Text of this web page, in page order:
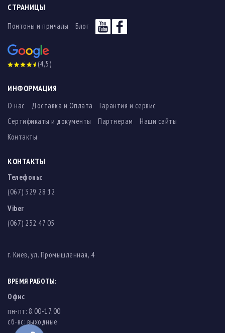
СТРАНИЦЫ
Понтоны и причалы Блог
(4,5)
ИНФОРМАЦИЯ
О нас Доставка и Оплата
Гарантия и сервис
Сертификаты и документы
Партнерам
Наши сайты
Контакты
КОНТАКТЫ
Телефоны:
(067) 329 28 12
Viber
(067) 232 47 05
г. Киев, ул. Промышленная, 4
ВРЕМЯ РАБОТЫ:
Офис
пн-пт: 8.00-17.00
cб-вс: выходные